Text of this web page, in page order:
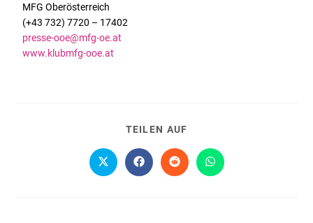
MFG Oberösterreich
(+43 732) 7720 – 17402
presse-ooe@mfg-oe.at
www.klubmfg-ooe.at
TEILEN AUF